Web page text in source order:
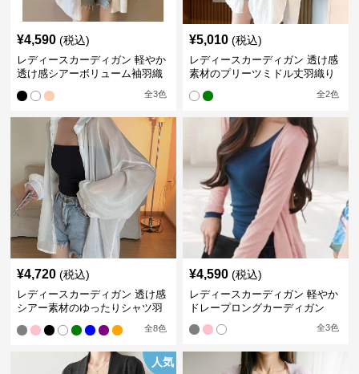
¥4,590 (税込)
レディースカーディガン 軽やか
透け感シアーボリューム袖羽織
全3色
¥5,010 (税込)
レディースカーディガン 透け感
素材のプリーツミドル丈羽織り
全2色
¥4,720 (税込)
レディースカーディガン 透け感
シアー素材のゆったりシャツ羽
全8色
¥4,590 (税込)
レディースカーディガン 軽やか
ドレープロングカーディガン
全3色
人気